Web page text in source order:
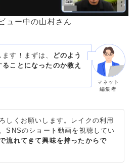
ュー中の山村さん
す！まずは、
どのよう
ことになったのか教え
マネット
編集者
しくお願いします。レイクの利用
SNSのショート動画を視聴してい
流れてきて興味を持ったからで